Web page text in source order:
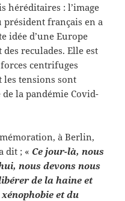
héréditaires : l’image
français en a
idée d’une Europe
reculades. Elle est
centrifuges
les tensions sont
la pandémie Covid-
à Berlin,
dit ; « Ce jour-là, nous
nous devons nous
de la haine et
et du